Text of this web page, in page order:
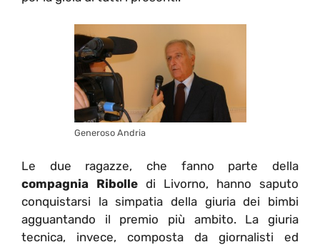
Generoso Andria
Le due ragazze, che fanno parte della
compagnia Ribolle di Livorno, hanno saputo
conquistarsi la simpatia della giuria dei bimbi
agguantando il premio più ambito. La giuria
tecnica, invece, composta da giornalisti ed